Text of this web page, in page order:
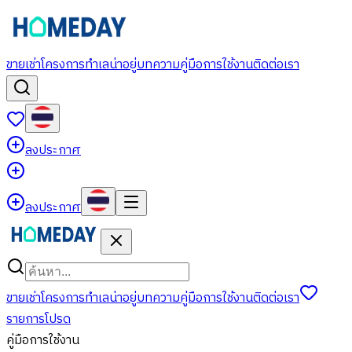
ขายเช่าโครงการทำเลน่าอยู่บทความคู่มือการใช้งานติดต่อเรา
ลงประกาศ
ลงประกาศ
ขายเช่าโครงการทำเลน่าอยู่บทความคู่มือการใช้งานติดต่อเรา
รายการโปรด
คู่มือการใช้งาน